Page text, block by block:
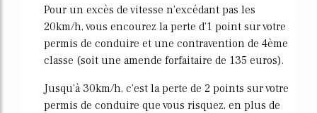
Pour un excès de vitesse n'excédant pas les
20km/h, vous encourez la perte d'1 point sur votre
permis de conduire et une contravention de 4ème
classe (soit une amende forfaitaire de 135 euros).
Jusqu'à 30km/h, c'est la perte de 2 points sur votre
permis de conduire que vous risquez, en plus de